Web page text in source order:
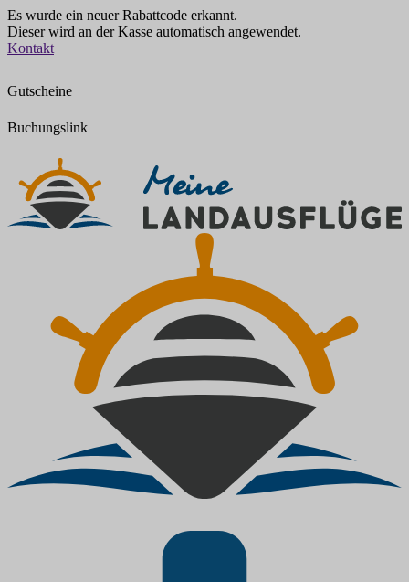
Es wurde ein neuer Rabattcode erkannt.
Dieser wird an der Kasse automatisch angewendet.
Zum
Kontakt
Gutscheine
Buchungslink